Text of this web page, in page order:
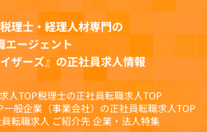
を受けた個人情報
ン配信、取材・キャンペーン・アンケート等の
媒体等に掲載するための統計化と分析等を目的
提供を受けた個人情報
ン配信、各種媒体等に掲載するための統計化と
理士・経理人材専門の
エージェント
ザーズ』の正社員求人情報
人TOP税理士の正社員転職求人TOP
一般企業（事業会社）の正社員転職求人TOP
転職求人 ご紹介先 企業・法人特集